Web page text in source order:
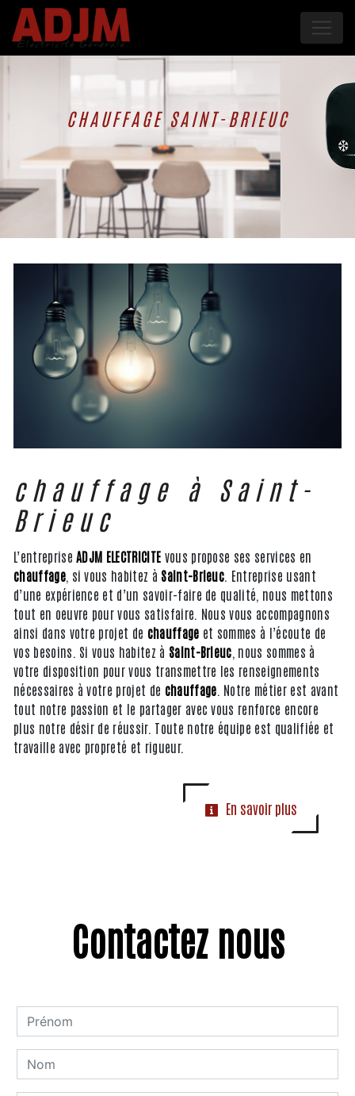
CHAUFFAGE SAINT-BRIEUC
chauffage à Saint-
Brieuc
L’entrepriseADJM ELECTRICITE vous propose ses services en
chauffage, si vous habitez à Saint-Brieuc . Entreprise usant
d’une expérience et d’un savoir-faire de qualité, nous mettons
tout en oeuvre pour vous satisfaire. Nous vous accompagnons
ainsi dans votre projet de chauffage et sommes à l’écoute de
vos besoins. Si vous habitez à Saint-Brieuc , nous sommes à
votre disposition pour vous transmettre les renseignements
nécessaires à votre projet de chauffage . Notre métier est avant
tout notre passion et le partager avec vous renforce encore
plus notre désir de réussir. Toute notre équipe est qualifiée et
travaille avec propreté et rigueur.
En savoir plus
Contactez nous
Panneau de gestion des cookies